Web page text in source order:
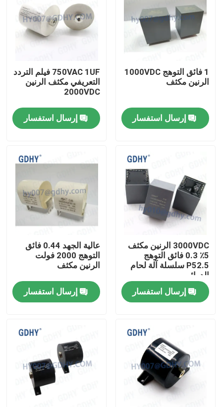
الصفحة الرئيسية
معلومات عنا
جولة في المعمل
مراقبة الجودة
اتصل بنا
تبريد مكثف تبريد
مكثف عالي التردد
1 فائق التوهج 1000VDC
الرنين مكثف
إرسال استفسار
750VAC 1UF فيلم التردد
التعريفي مكثف الرنين
2000VDC
إرسال استفسار
3000VDC الرنين مكثف
5٪ 0.3 فائق التوهج
P52.5 سلسلة آلة لحام
الدوائر
إرسال استفسار
عالية الجهد 0.44 فائق
التوهج 2000 فولت
الرنين مكثف
إرسال استفسار